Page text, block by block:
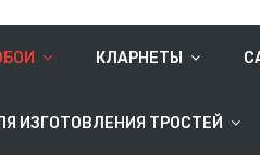
КЛАРНЕТЫ
ИЗГОТОВЛЕНИЯ ТРОСТЕЙ